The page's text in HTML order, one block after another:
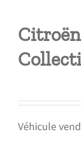
Véhicule